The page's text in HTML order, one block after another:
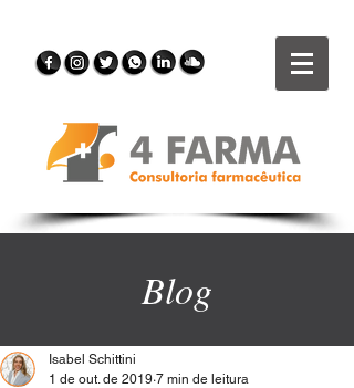
Blog
Isabel Schittini
1 de out. de 2019 7 min de leitura